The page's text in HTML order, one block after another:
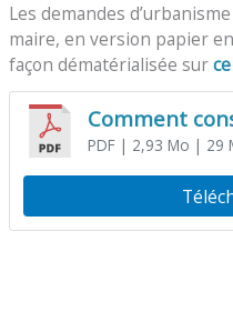
Les demandes
maire, en version papier
façon dématérialisée sur
Comment
PDF| 2,93 Mo | 29